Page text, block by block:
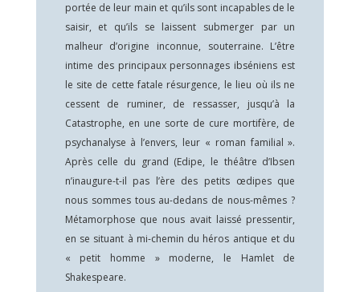
portée de leur main et qu’ils sont incapables de le
saisir, et qu’ils se laissent submerger par un
malheur d’origine inconnue, souterraine. L’être
intime des principaux personnages ibséniens est
le site de cette fatale résurgence, le lieu où ils ne
cessent de ruminer, de ressasser, jusqu’à la
Catastrophe, en une sorte de cure mortifère, de
psychanalyse à l’envers, leur « roman familial ».
Après celle du grand (Edipe, le théâtre d’Ibsen
n’inaugure-t-il pas l’ère des petits œdipes que
nous sommes tous au-dedans de nous-mêmes ?
Métamorphose que nous avait laissé pressentir,
en se situant à mi-chemin du héros antique et du
« petit homme » moderne, le Hamlet de
Shakespeare.